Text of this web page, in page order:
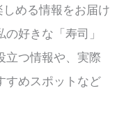
める情報をお届け
好きな「寿司」
立つ情報や、実際
すめスポットなど